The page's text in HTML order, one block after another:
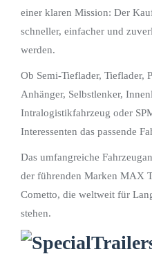
einer klaren Mission: Der
schneller, einfacher und
werden.
Ob Semi-Tieflader, Tieflader,
Anhänger, Selbstlenker,
Intralogistikfahrzeug oder
Interessenten das passende
Das umfangreiche
der führenden Marken MAX
Cometto, die weltweit für
stehen.